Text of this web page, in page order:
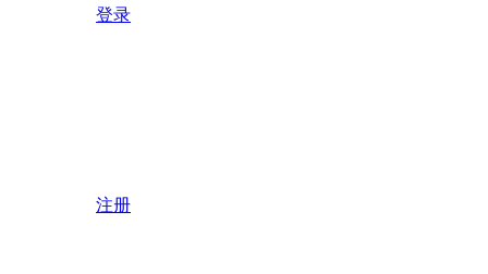
登录
注册